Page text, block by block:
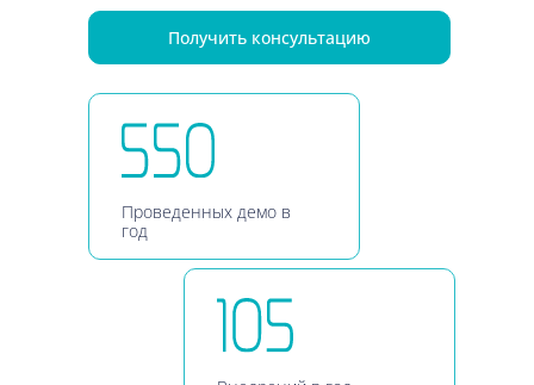
Получить консультацию
Проведенных демо в
год